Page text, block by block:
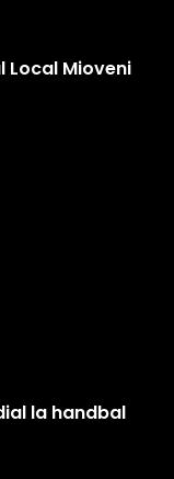
Local Mioveni
la handbal